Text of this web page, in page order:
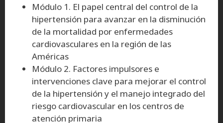
Módulo 1. El papel central del control de la
hipertensión para avanzar en la disminución
de la mortalidad por enfermedades
cardiovasculares en la región de las
Américas
Módulo 2. Factores impulsores e
intervenciones clave para mejorar el control
de la hipertensión y el manejo integrado del
riesgo cardiovascular en los centros de
atención primaria